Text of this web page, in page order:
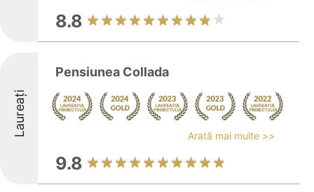
8.8
Laureați
Pensiunea Collada
Arată mai multe >>
9.8